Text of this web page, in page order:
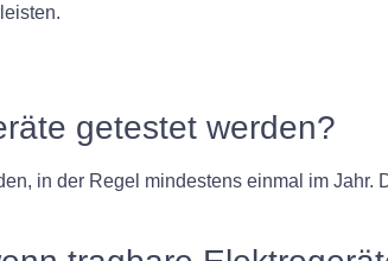
getestet werden?
in der Regel mindestens einmal im Jahr.